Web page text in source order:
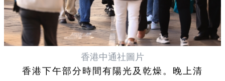
香港中通社圖片
香港下午部分時間有陽光及乾燥。晚上清